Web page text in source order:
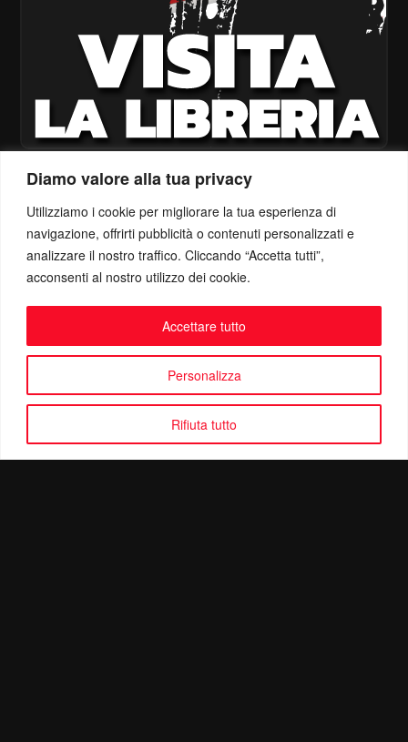
Diamo valore alla tua privacy
Utilizziamo i cookie per migliorare la tua esperienza di
navigazione, offrirti pubblicità o contenuti personalizzati e
analizzare il nostro traffico. Cliccando “Accetta tutti”,
acconsenti al nostro utilizzo dei cookie.
Personalizza
Rifiuta tutto
Accettare tutto